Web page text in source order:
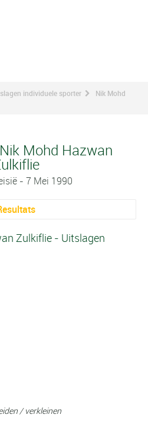
individuele sporter
Nik Mohd
Mohd Hazwan
- 7 Mei 1990
Zulkiflie - Uitslagen
/ verkleinen